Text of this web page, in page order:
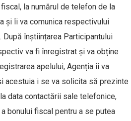
la numărul de telefon de la
și îi va comunica respectivului
înștiințarea Participantului
va fi înregistrat și va obține
apelului, Agenția îi va
acestuia i se va solicita să prezinte
data contactării sale telefonice,
bonului fiscal pentru a se putea